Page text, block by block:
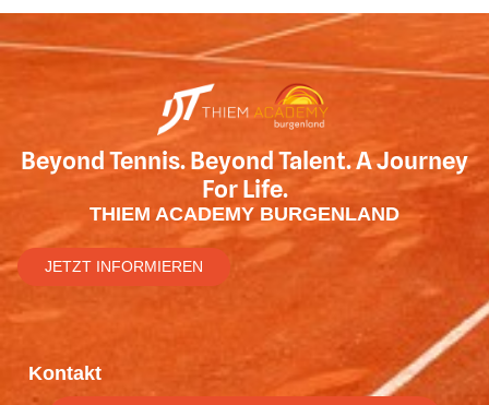
Beyond Tennis. Beyond Talent. A Journey
For Life.
THIEM ACADEMY BURGENLAND
JETZT INFORMIEREN
Kontakt